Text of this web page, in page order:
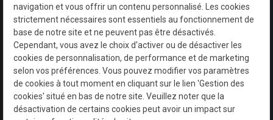
navigation et vous offrir un contenu personnalisé. Les cookies
strictement nécessaires sont essentiels au fonctionnement de
base de notre site et ne peuvent pas être désactivés.
Cependant, vous avez le choix d'activer ou de désactiver les
cookies de personnalisation, de performance et de marketing
selon vos préférences. Vous pouvez modifier vos paramètres
de cookies à tout moment en cliquant sur le lien 'Gestion des
cookies' situé en bas de notre site. Veuillez noter que la
désactivation de certains cookies peut avoir un impact sur